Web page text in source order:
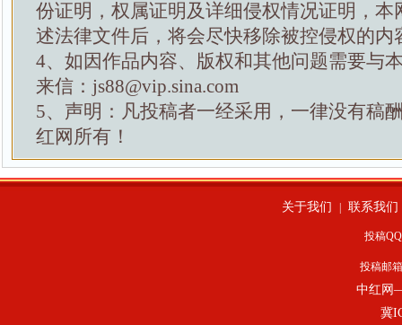
份证明，权属证明及详细侵权情况证明，本
述法律文件后，将会尽快移除被控侵权的内
4、如因作品内容、版权和其他问题需要与
来信：js88@vip.sina.com
5、声明：凡投稿者一经采用，一律没有稿
红网所有！
关于我们 联系我们
投稿
投稿邮
中红网
冀